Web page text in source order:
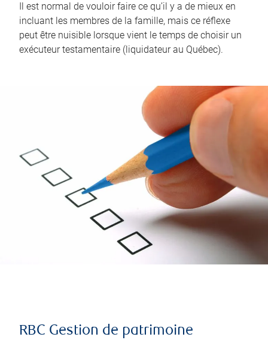
Il est normal de vouloir faire ce qu’il y a de mieux en
incluant les membres de la famille, mais ce réflexe
peut être nuisible lorsque vient le temps de choisir un
exécuteur testamentaire (liquidateur au Québec).
RBC Gestion de patrimoine